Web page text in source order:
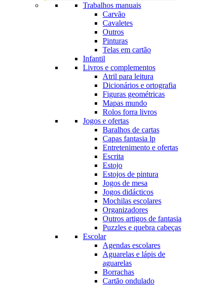
Trabalhos manuais
Carvão
Cavaletes
Outros
Pinturas
Telas em cartão
Infantil
Livros e complementos
Atril para leitura
Dicionários e ortografia
Figuras geométricas
Mapas mundo
Rolos forra livros
Jogos e ofertas
Baralhos de cartas
Capas fantasia lp
Entretenimento e ofertas
Escrita
Estojo
Estojos de pintura
Jogos de mesa
Jogos didácticos
Mochilas escolares
Organizadores
Outros artigos de fantasia
Puzzles e quebra cabeças
Escolar
Agendas escolares
Aguarelas e lápis de
aguarelas
Borrachas
Cartão ondulado